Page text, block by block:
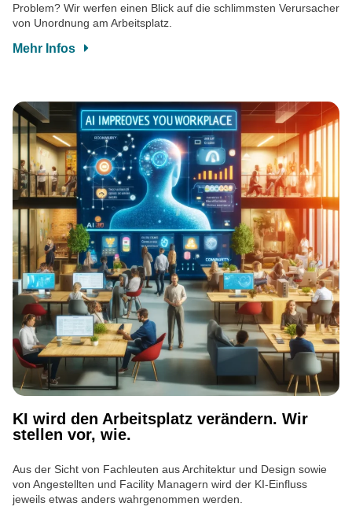
Problem? Wir werfen einen Blick auf die schlimmsten Verursacher
von Unordnung am Arbeitsplatz.
Mehr Infos
KI wird den Arbeitsplatz verändern. Wir
stellen vor, wie.
Aus der Sicht von Fachleuten aus Architektur und Design sowie
von Angestellten und Facility Managern wird der KI-Einfluss
jeweils etwas anders wahrgenommen werden.